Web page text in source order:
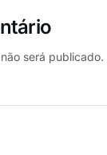
será publicado.